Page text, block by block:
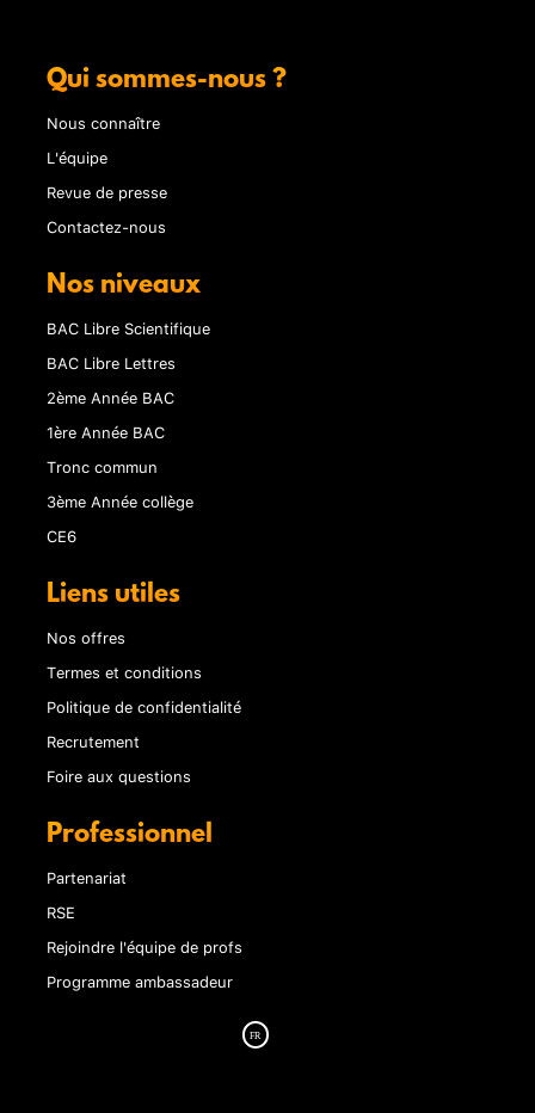
Qui sommes-nous ?
Nous connaître
L'équipe
Revue de presse
Contactez-nous
Nos niveaux
BAC Libre Scientifique
BAC Libre Lettres
2ème Année BAC
1ère Année BAC
Tronc commun
3ème Année collège
CE6
Liens utiles
Nos offres
Termes et conditions
Politique de confidentialité
Recrutement
Foire aux questions
Professionnel
Partenariat
RSE
Rejoindre l'équipe de profs
Programme ambassadeur